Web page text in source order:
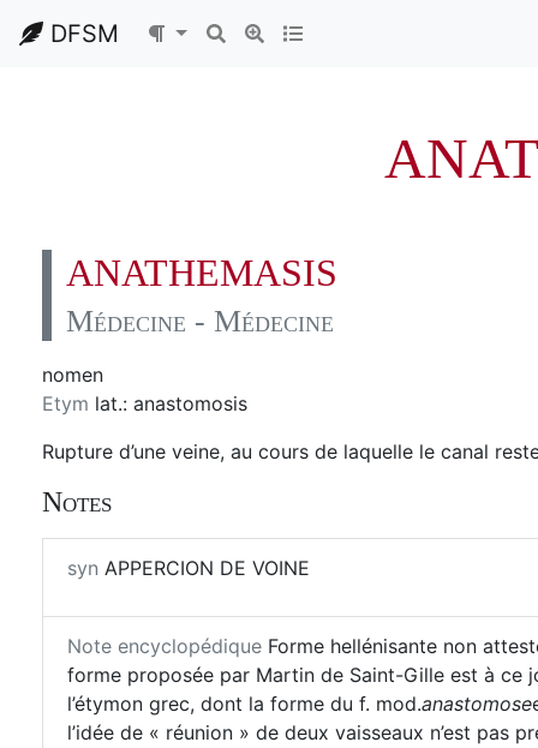
DFSM
ANATHEMASIS
Médecine - Médecine
nomen
Etym lat.: anastomosis
Rupture d’une veine, au cours de laquelle le canal
Notes
syn APPERCION DE VOINE
Note encyclopédique Forme hellénisante non
forme proposée par Martin de Saint-Gille est à ce
l’étymon grec, dont la forme du f. mod.anastomose
l’idée de « réunion » de deux vaisseaux n’est pas